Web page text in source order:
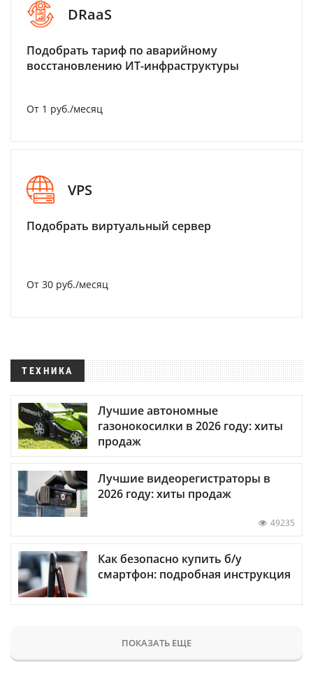
DRaaS
Подобрать тариф по аварийному
восстановлению ИТ-инфраструктуры
От 1 руб./месяц
VPS
Подобрать виртуальный сервер
От 30 руб./месяц
ТЕХНИКА
Лучшие автономные
газонокосилки в 2026 году: хиты
продаж
Лучшие видеорегистраторы в
2026 году: хиты продаж
49235
Как безопасно купить б/у
смартфон: подробная инструкция
ПОКАЗАТЬ ЕЩЕ